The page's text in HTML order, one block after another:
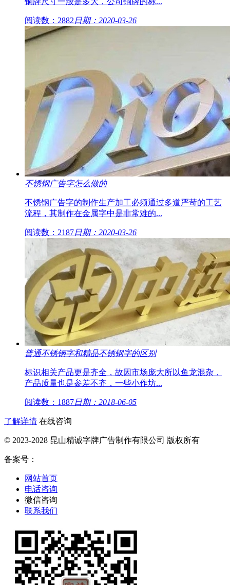
阅读数：2882日期：2020-03-26
不锈钢广告字怎么做的
不锈钢广告字的制作生产加工必须通过多道严苛的工艺
流程，其制作在金属字中是非常难的...
阅读数：2187日期：2020-03-26
普通不锈钢字和精品不锈钢字的区别
标识相关产品更是齐全，故因市场庞大所以鱼龙混杂，
产品质量也是参差不齐，一些小作坊...
阅读数：1887日期：2018-06-05
了解详情 在线咨询
© 2023-2028 昆山精诚字牌广告制作有限公司 版权所有
备案号：
网站首页
电话咨询
微信咨询
联系我们